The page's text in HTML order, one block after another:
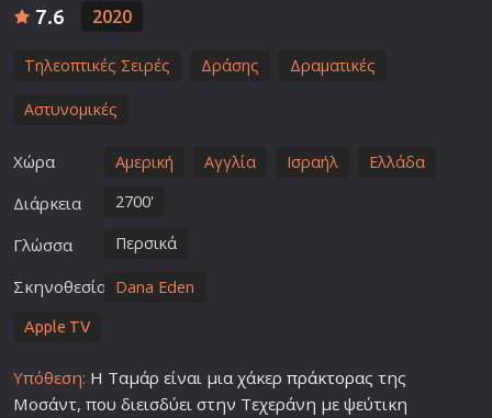
7.6 2020
Τηλεοπτικές Σειρές Δράσης Δραματικές
Αστυνομικές
Χώρα Αμερική Αγγλία Ισραήλ Ελλάδα
Διάρκεια 2700'
Γλώσσα Περσικά
Σκηνοθεσία Dana Eden
Apple TV
Υπόθεση: Η Ταμάρ είναι μια χάκερ πράκτορας της
Μοσάντ, που διεισδύει στην Τεχεράνη με ψεύτικη